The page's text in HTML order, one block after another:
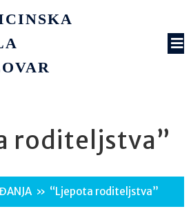
roditeljstva”
» “Ljepota roditeljstva”